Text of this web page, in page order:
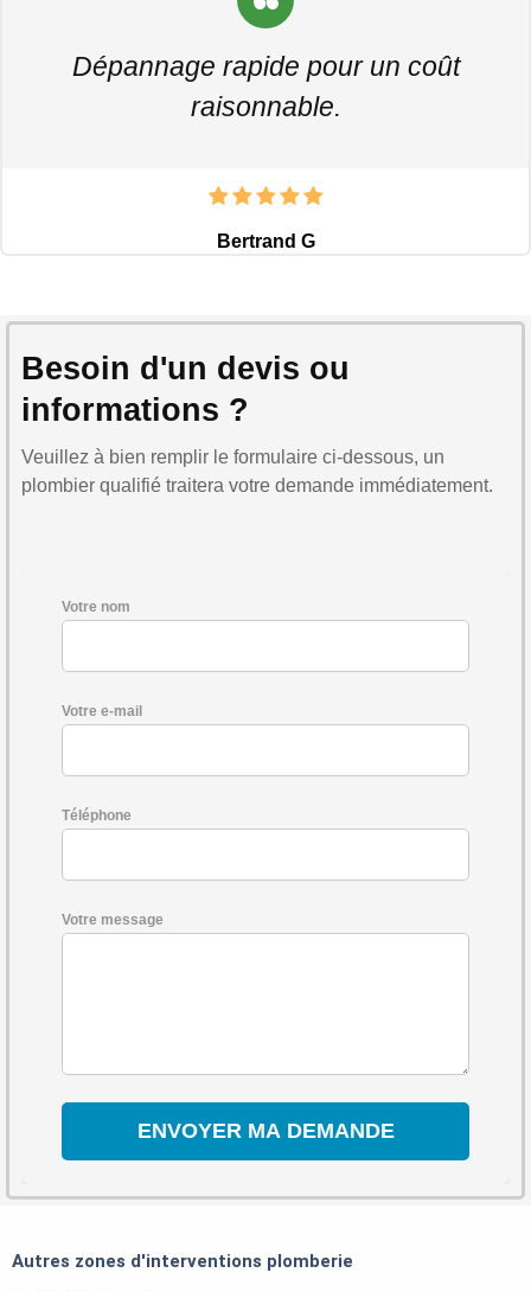
Dépannage rapide pour un coût
raisonnable.
Bertrand G
Besoin d'un devis ou
informations ?
Veuillez à bien remplir le formulaire ci-dessous, un
plombier qualifié traitera votre demande immédiatement.
Votre nom
Votre e-mail
Téléphone
Votre message
Autres zones d'interventions plomberie